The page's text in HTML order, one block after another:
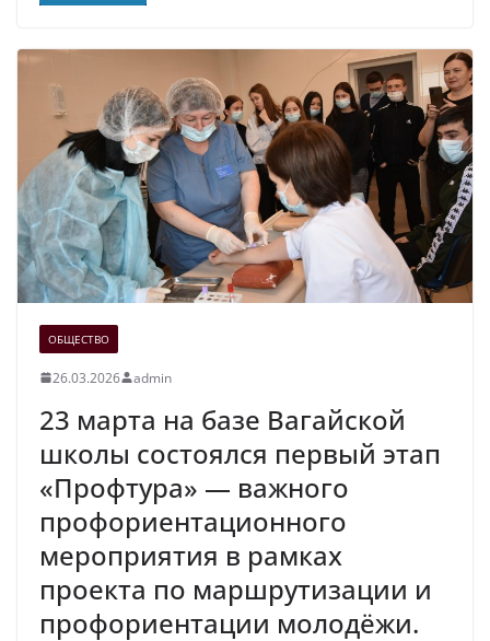
ОБЩЕСТВО
26.03.2026 admin
23 марта на базе Вагайской
школы состоялся первый этап
«Профтура» — важного
профориентационного
мероприятия в рамках
проекта по маршрутизации и
профориентации молодёжи.